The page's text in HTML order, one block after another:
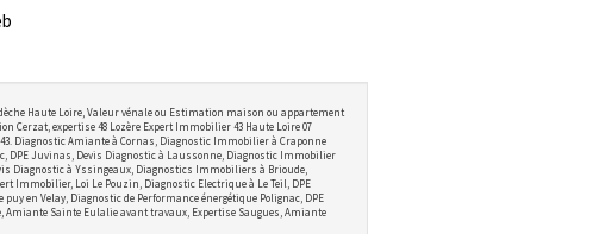
Haute Loire, Valeur vénale ou Estimation maison ou appartement
Cerzat, expertise 48 Lozère Expert Immobilier 43 Haute Loire 07
Diagnostic Amiante à Cornas, Diagnostic Immobilier à Craponne
DPE Juvinas, Devis Diagnostic à Laussonne, Diagnostic Immobilier
Diagnostic à Yssingeaux, Diagnostics Immobiliers à Brioude,
Immobilier, Loi Le Pouzin, Diagnostic Electrique à Le Teil, DPE
en Velay, Diagnostic de Performance énergétique Polignac, DPE
Amiante Sainte Eulalie avant travaux, Expertise Saugues, Amiante